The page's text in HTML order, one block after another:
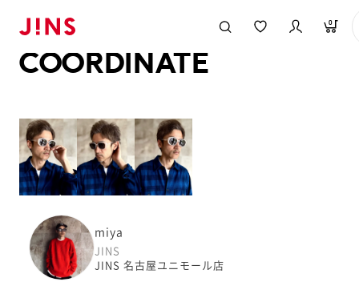
0
COORDINATE
miya
JINS
JINS 名古屋ユニモール店